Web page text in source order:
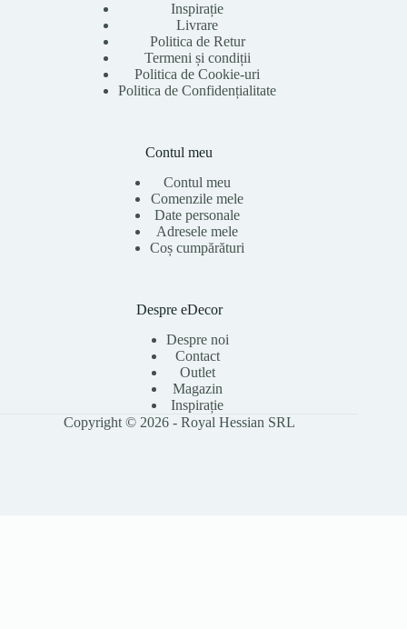
Inspirație
Livrare
Politica de Retur
Termeni și condiții
Politica de Cookie-uri
Politica de Confidențialitate
Contul meu
Contul meu
Comenzile mele
Date personale
Adresele mele
Coș cumpărături
Despre eDecor
Despre noi
Contact
Outlet
Magazin
Inspirație
Copyright © 2026 - Royal Hessian SRL